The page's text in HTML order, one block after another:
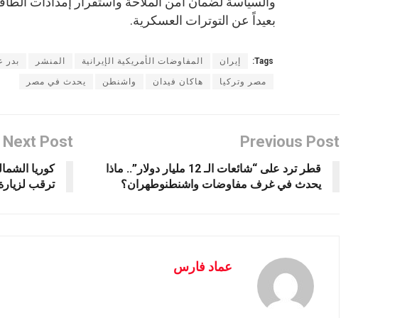
بعيداً عن التوترات العسكرية.
Tags: إيران المفاوضات الأمريكية الإيرانية المنشر بدر
مصر وتركيا هاكان فيدان واشنطن يحدث في مصر
Previous Post
قطر ترد على “شائعات الـ 12 مليار دولار”.. ماذا
يحدث في غرف مفاوضات واشنطنوطهران؟
Next Post
كوريا
ترقب
عماد فارس